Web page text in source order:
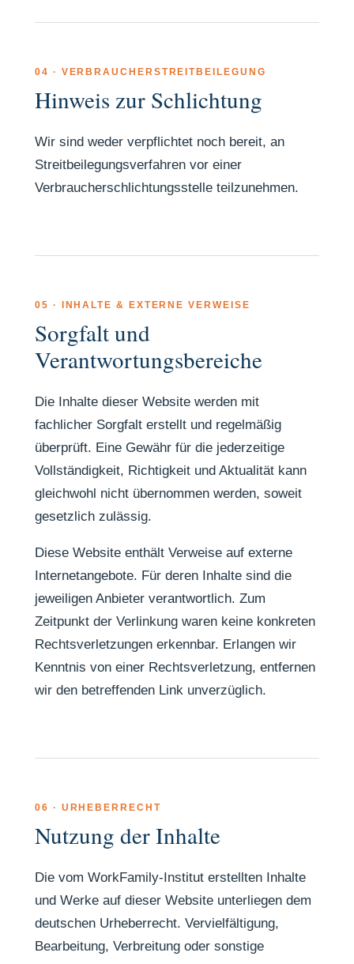
04 · VERBRAUCHERSTREITBEILEGUNG
Hinweis zur Schlichtung
Wir sind weder verpflichtet noch bereit, an
Streitbeilegungsverfahren vor einer
Verbraucherschlichtungsstelle teilzunehmen.
05 · INHALTE & EXTERNE VERWEISE
Sorgfalt und
Verantwortungsbereiche
Die Inhalte dieser Website werden mit
fachlicher Sorgfalt erstellt und regelmäßig
überprüft. Eine Gewähr für die jederzeitige
Vollständigkeit, Richtigkeit und Aktualität kann
gleichwohl nicht übernommen werden, soweit
gesetzlich zulässig.
Diese Website enthält Verweise auf externe
Internetangebote. Für deren Inhalte sind die
jeweiligen Anbieter verantwortlich. Zum
Zeitpunkt der Verlinkung waren keine konkreten
Rechtsverletzungen erkennbar. Erlangen wir
Kenntnis von einer Rechtsverletzung, entfernen
wir den betreffenden Link unverzüglich.
06 · URHEBERRECHT
Nutzung der Inhalte
Die vom WorkFamily-Institut erstellten Inhalte
und Werke auf dieser Website unterliegen dem
deutschen Urheberrecht. Vervielfältigung,
Bearbeitung, Verbreitung oder sonstige